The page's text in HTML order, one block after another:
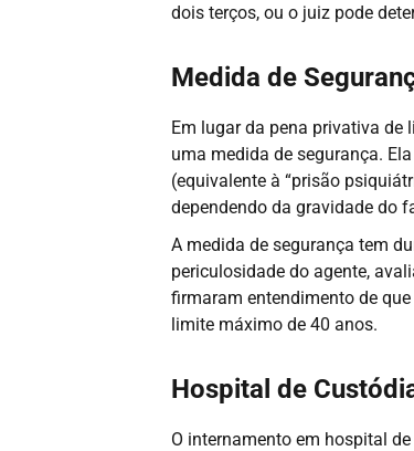
dois terços, ou o juiz pode
Medida de
Em lugar da pena privativa de
uma medida de segurança.
(equivalente à “prisão
dependendo da gravidade do
A medida de segurança tem
periculosidade do agente,
firmaram entendimento de
limite máximo de 40 anos.
Hospital de
O internamento em hospital